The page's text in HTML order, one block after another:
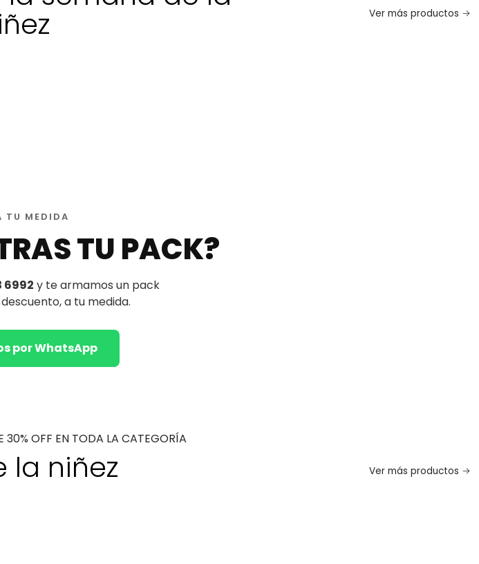
Ver más productos
TU MEDIDA
TU PACK?
6992 y te armamos un pack
a tu medida.
por WhatsApp
30% OFF EN TODA LA CATEGORÍA
la niñez Ver más productos